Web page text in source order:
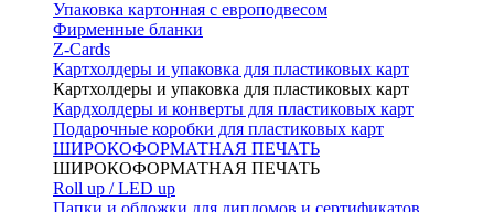
Упаковка картонная с европодвесом
Фирменные бланки
Z-Cards
Картхолдеры и упаковка для пластиковых карт
Картхолдеры и упаковка для пластиковых карт
Кардхолдеры и конверты для пластиковых карт
Подарочные коробки для пластиковых карт
ШИРОКОФОРМАТНАЯ ПЕЧАТЬ
ШИРОКОФОРМАТНАЯ ПЕЧАТЬ
Roll up / LED up
Папки и обложки для дипломов и сертификатов